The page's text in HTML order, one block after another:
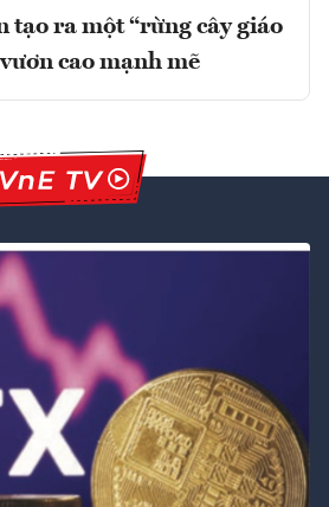
tạo ra một “rừng cây giáo
cao mạnh mẽ